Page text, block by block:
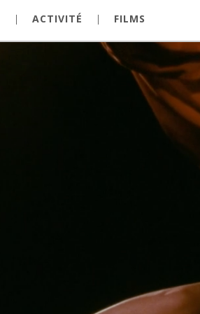
| ACTIVITÉ | FILMS